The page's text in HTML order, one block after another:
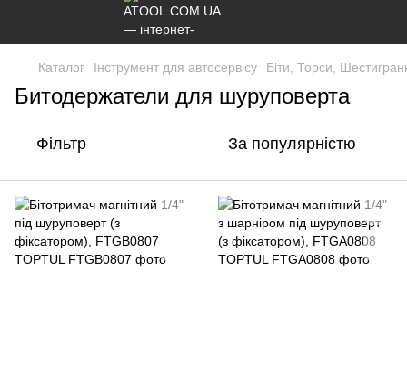
Каталог Інструмент для автосервісу Біти, Торси,
Битодержатели для шуруповерта
Фільтр За популярністю